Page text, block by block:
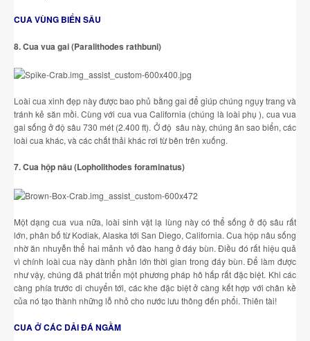
CUA VÙNG BIỂN SÂU
8. Cua vua gai (Paralithodes rathbuni)
Loài cua xinh đẹp này được bao phủ bằng gai để giúp chúng ngụy trang và
tránh kẻ săn mồi. Cùng với cua vua California (chúng là loài phụ ), cua vua
gai sống ở độ sâu 730 mét (2.400 ft). Ở độ sâu này, chúng ăn sao biển, các
loài cua khác, và các chất thải khác rơi từ bên trên xuống.
7. Cua hộp nâu (Lopholithodes foraminatus)
Một dạng cua vua nữa, loài sinh vật lạ lùng này có thể sống ở độ sâu rất
lớn, phân bố từ Kodiak, Alaska tới San Diego, California. Cua hộp nâu sống
nhờ ăn nhuyễn thể hai mảnh vỏ đào hang ở đáy bùn. Điều đó rất hiệu quả
vì chính loài cua này dành phần lớn thời gian trong đáy bùn. Để làm được
như vậy, chúng đã phát triển một phương pháp hô hấp rất đặc biệt. Khi các
càng phía trước di chuyển tới, các khe đặc biệt ở càng kết hợp với chân kề
của nó tạo thành những lỗ nhỏ cho nước lưu thông đến phổi. Thiên tài!
CUA Ở CÁC DẢI ĐÁ NGẦM